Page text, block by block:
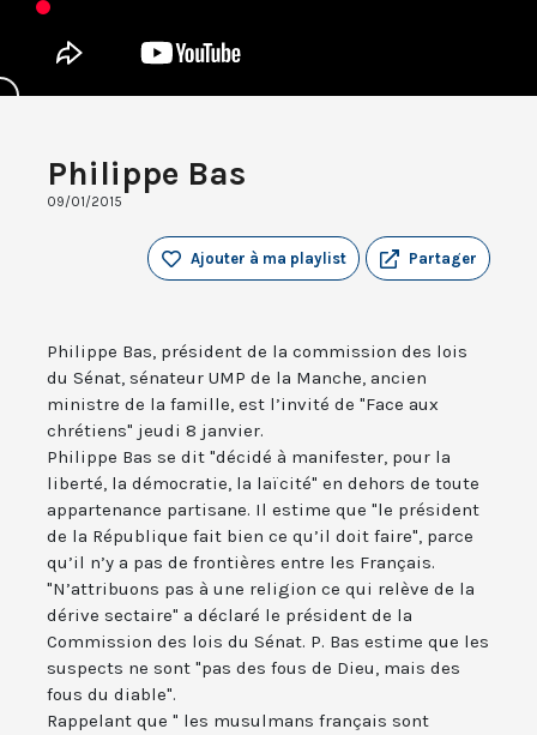
Philippe Bas
09/01/2015
Partager
Ajouter à ma playlist
Philippe Bas, président de la commission des lois
du Sénat, sénateur UMP de la Manche, ancien
ministre de la famille, est l’invité de "Face aux
chrétiens" jeudi 8 janvier.
Philippe Bas se dit "décidé à manifester, pour la
liberté, la démocratie, la laïcité" en dehors de toute
appartenance partisane. Il estime que "le président
de la République fait bien ce qu’il doit faire", parce
qu’il n’y a pas de frontières entre les Français.
"N’attribuons pas à une religion ce qui relève de la
dérive sectaire" a déclaré le président de la
Commission des lois du Sénat. P. Bas estime que les
suspects ne sont "pas des fous de Dieu, mais des
fous du diable".
Rappelant que " les musulmans français sont